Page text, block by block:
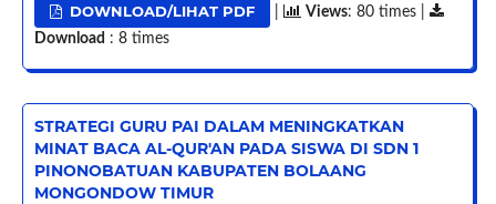
DOWNLOAD/LIHAT PDF Views: 80 times |
Download : 8 times
STRATEGI GURU PAI DALAM MENINGKATKAN
MINAT BACA AL-QUR'AN PADA SISWA DI SDN 1
PINONOBATUAN KABUPATEN BOLAANG
MONGONDOW TIMUR